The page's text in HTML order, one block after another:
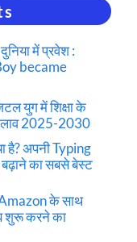
में प्रवेश :
became
युग में शिक्षा के
2025-2030
है? अपनी Typing
का सबसे बेस्ट
के साथ
शुरू करने का